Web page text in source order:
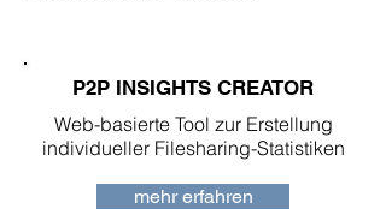
P2P INSIGHTS CREATOR
Web-basierte Tool zur Erstellung
individueller Filesharing-Statistiken
mehr erfahren